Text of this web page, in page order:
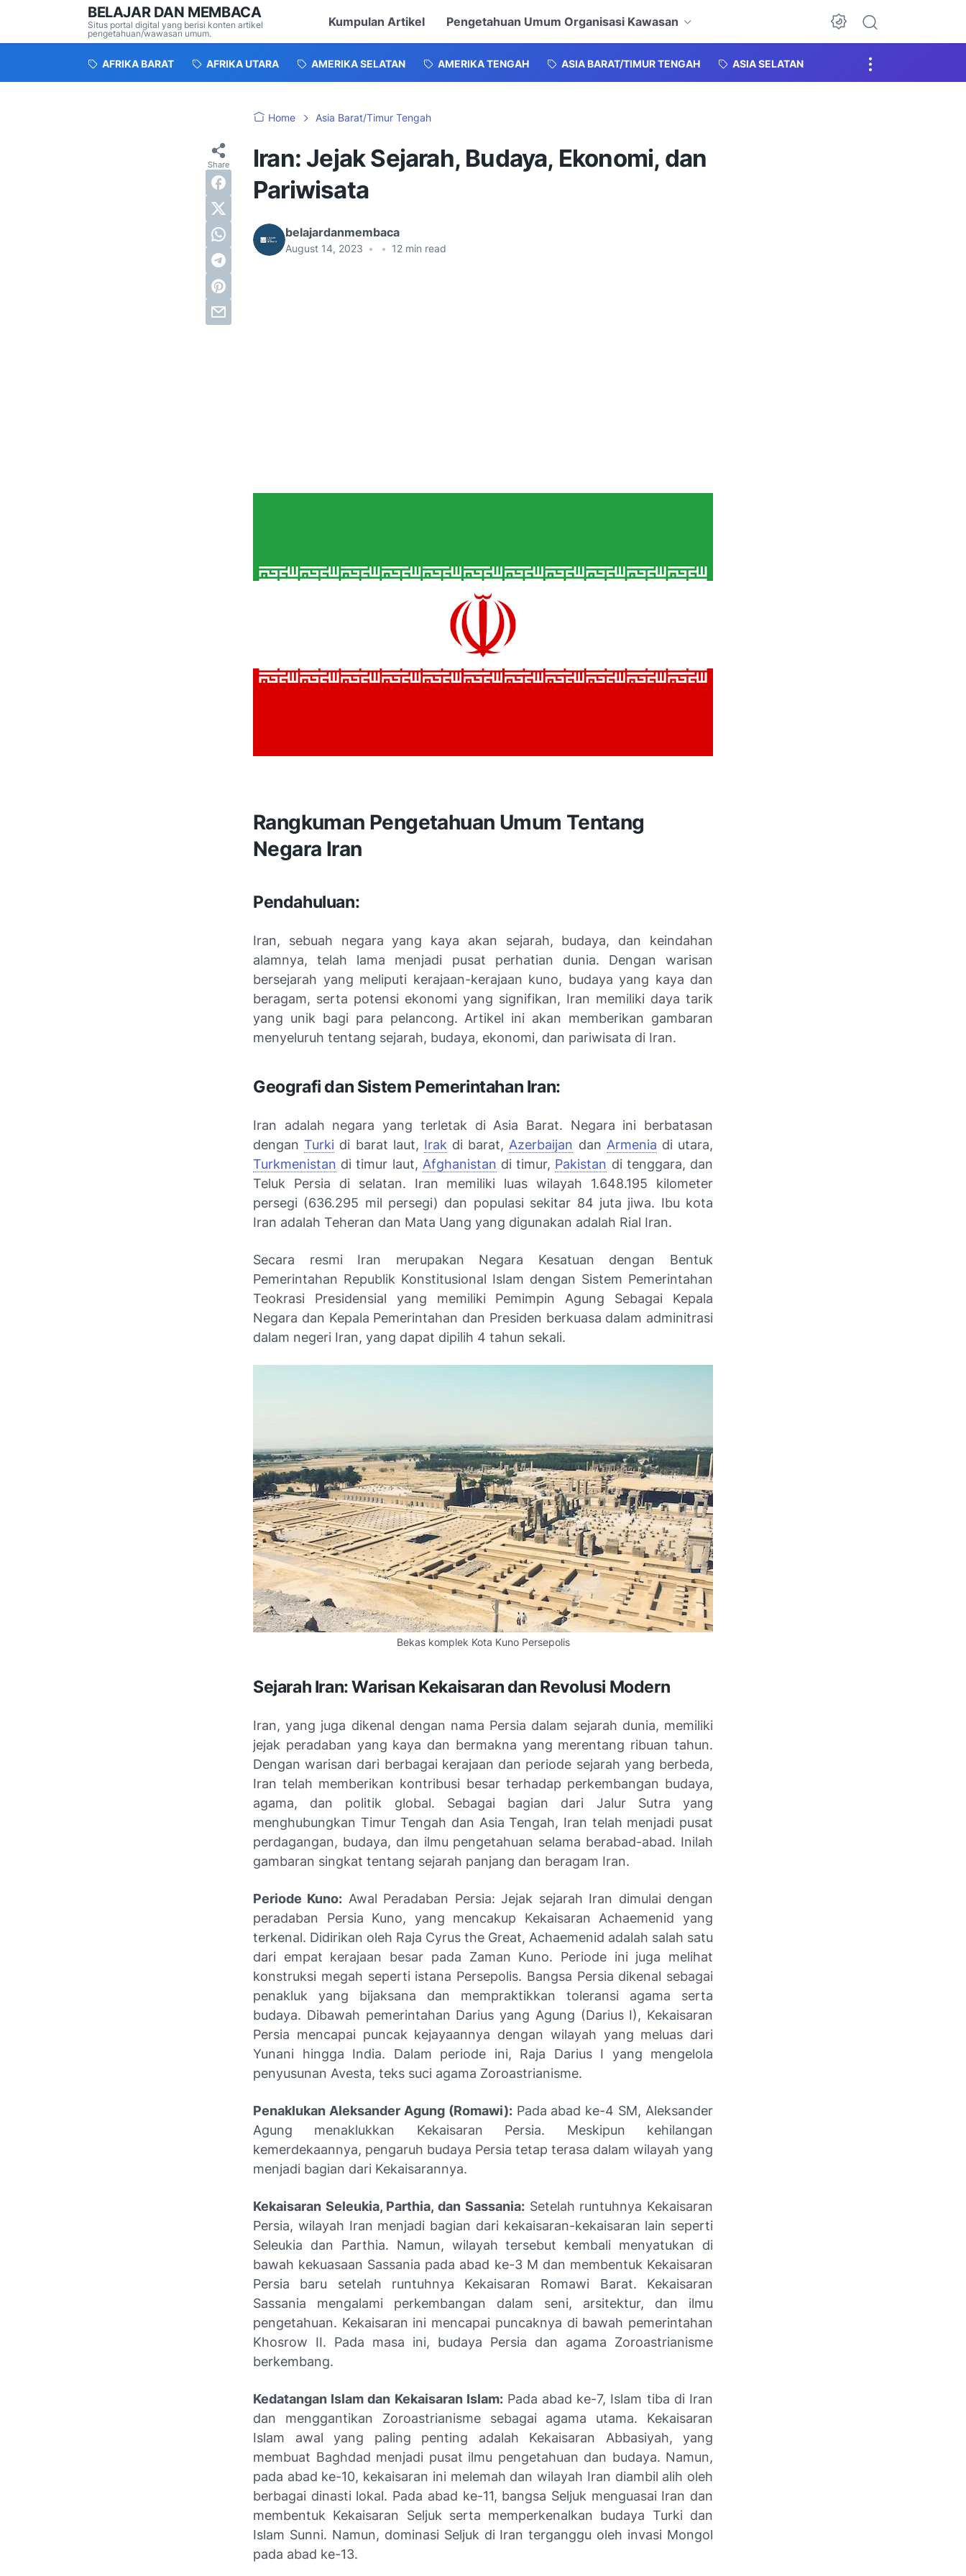
BELAJAR DAN MEMBACA
Situs portal digital yang berisi konten artikel
pengetahuan/wawasan umum.
Kumpulan Artikel Pengetahuan Umum Organisasi Kawasan
Dark Mode
AFRIKA BARAT AFRIKA UTARA AMERIKA SELATAN AMERIKA TENGAH ASIA BARAT/TIMUR TENGAH ASIA SELATAN
Home Asia Barat/Timur Tengah
Iran: Jejak Sejarah, Budaya, Ekonomi, dan
Pariwisata
belajardanmembaca
August 14, 2023 • • 12 min read
Rangkuman Pengetahuan Umum Tentang
Negara Iran
Pendahuluan:
Iran, sebuah negara yang kaya akan sejarah, budaya, dan keindahan
alamnya, telah lama menjadi pusat perhatian dunia. Dengan warisan
bersejarah yang meliputi kerajaan-kerajaan kuno, budaya yang kaya dan
beragam, serta potensi ekonomi yang signifikan, Iran memiliki daya tarik
yang unik bagi para pelancong. Artikel ini akan memberikan gambaran
menyeluruh tentang sejarah, budaya, ekonomi, dan pariwisata di Iran.
Geografi dan Sistem Pemerintahan Iran:
Iran adalah negara yang terletak di Asia Barat. Negara ini berbatasan
denganTurki di barat laut, Irak di barat, Azerbaijan dan Armenia di utara,
Turkmenistan di timur laut, Afghanistan di timur, Pakistan di tenggara, dan
Teluk Persia di selatan. Iran memiliki luas wilayah 1.648.195 kilometer
persegi (636.295 mil persegi) dan populasi sekitar 84 juta jiwa. Ibu kota
Iran adalah Teheran dan Mata Uang yang digunakan adalah Rial Iran.
Secara resmi Iran merupakan Negara Kesatuan dengan Bentuk
Pemerintahan Republik Konstitusional Islam dengan Sistem Pemerintahan
Teokrasi Presidensial yang memiliki Pemimpin Agung Sebagai Kepala
Negara dan Kepala Pemerintahan dan Presiden berkuasa dalam adminitrasi
dalam negeri Iran, yang dapat dipilih 4 tahun sekali.
Bekas komplek Kota Kuno Persepolis
Sejarah Iran: Warisan Kekaisaran dan Revolusi Modern
Iran, yang juga dikenal dengan nama Persia dalam sejarah dunia, memiliki
jejak peradaban yang kaya dan bermakna yang merentang ribuan tahun.
Dengan warisan dari berbagai kerajaan dan periode sejarah yang berbeda,
Iran telah memberikan kontribusi besar terhadap perkembangan budaya,
agama, dan politik global. Sebagai bagian dari Jalur Sutra yang
menghubungkan Timur Tengah dan Asia Tengah, Iran telah menjadi pusat
perdagangan, budaya, dan ilmu pengetahuan selama berabad-abad. Inilah
gambaran singkat tentang sejarah panjang dan beragam Iran.
Periode Kuno: Awal Peradaban Persia: Jejak sejarah Iran dimulai dengan
peradaban Persia Kuno, yang mencakup Kekaisaran Achaemenid yang
terkenal. Didirikan oleh Raja Cyrus the Great, Achaemenid adalah salah satu
dari empat kerajaan besar pada Zaman Kuno. Periode ini juga melihat
konstruksi megah seperti istana Persepolis. Bangsa Persia dikenal sebagai
penakluk yang bijaksana dan mempraktikkan toleransi agama serta
budaya. Dibawah pemerintahan Darius yang Agung (Darius I), Kekaisaran
Persia mencapai puncak kejayaannya dengan wilayah yang meluas dari
Yunani hingga India. Dalam periode ini, Raja Darius I yang mengelola
penyusunan Avesta, teks suci agama Zoroastrianisme.
Penaklukan Aleksander Agung (Romawi):Pada abad ke-4 SM, Aleksander
Agung menaklukkan Kekaisaran Persia. Meskipun kehilangan
kemerdekaannya, pengaruh budaya Persia tetap terasa dalam wilayah yang
menjadi bagian dari Kekaisarannya.
Kekaisaran Seleukia, Parthia, dan Sassania:Setelah runtuhnya Kekaisaran
Persia, wilayah Iran menjadi bagian dari kekaisaran-kekaisaran lain seperti
Seleukia dan Parthia. Namun, wilayah tersebut kembali menyatukan di
bawah kekuasaan Sassania pada abad ke-3 M dan membentuk Kekaisaran
Persia baru setelah runtuhnya Kekaisaran Romawi Barat. Kekaisaran
Sassania mengalami perkembangan dalam seni, arsitektur, dan ilmu
pengetahuan. Kekaisaran ini mencapai puncaknya di bawah pemerintahan
Khosrow II. Pada masa ini, budaya Persia dan agama Zoroastrianisme
berkembang.
Kedatangan Islam dan Kekaisaran Islam:Pada abad ke-7, Islam tiba di Iran
dan menggantikan Zoroastrianisme sebagai agama utama. Kekaisaran
Islam awal yang paling penting adalah Kekaisaran Abbasiyah, yang
membuat Baghdad menjadi pusat ilmu pengetahuan dan budaya. Namun,
pada abad ke-10, kekaisaran ini melemah dan wilayah Iran diambil alih oleh
berbagai dinasti lokal. Pada abad ke-11, bangsa Seljuk menguasai Iran dan
membentuk Kekaisaran Seljuk serta memperkenalkan budaya Turki dan
Islam Sunni. Namun, dominasi Seljuk di Iran terganggu oleh invasi Mongol
pada abad ke-13.